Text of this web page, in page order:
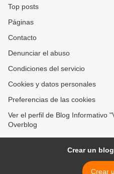
Top posts
Páginas
Contacto
Denunciar el abuso
Condiciones del servicio
Cookies y datos personales
Preferencias de las cookies
Ver el perfil de Blog Informativo
Overblog
Crear un
Crear